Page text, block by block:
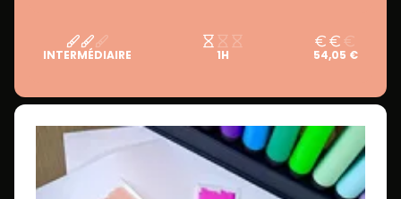
INTERMÉDIAIRE 1H 54,05 €